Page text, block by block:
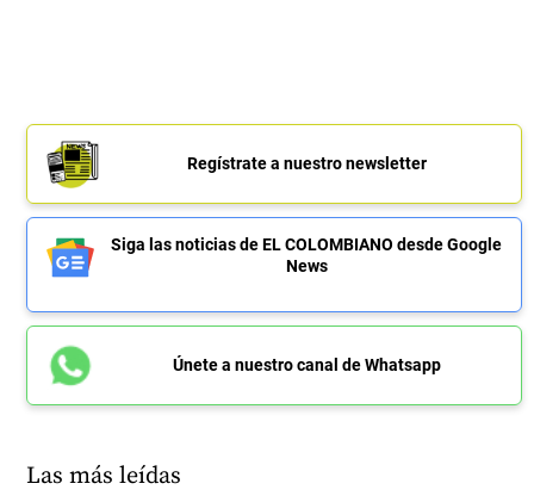
Regístrate a nuestro newsletter
Siga las noticias de EL COLOMBIANO desde Google
News
Únete a nuestro canal de Whatsapp
Las más leídas